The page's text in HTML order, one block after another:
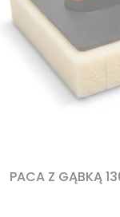
PACA Z GĄBKĄ